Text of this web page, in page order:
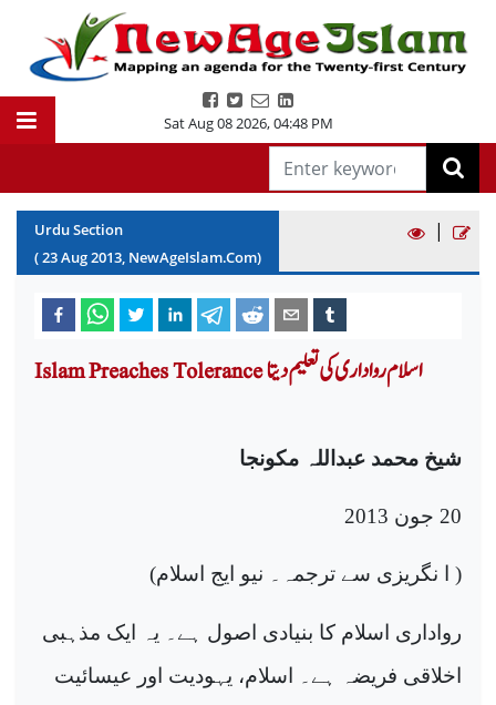
Sat Aug 08 2026,04:48 PM
Urdu Section
(23Aug2013, NewAgeIslam.Com)
|
Islam Preaches Tolerance اسلام رواداری کی تعلیم دیتا
شیخ محمد عبداللہ مکونجا
20 جون 2013
( ا نگریزی سے ترجمہ۔ نیو ایج اسلام)
رواداری اسلام کا بنیادی اصول ہے۔ یہ ایک مذہبی
اخلاقی فریضہ ہے۔ اسلام، یہودیت اور عیسائیت